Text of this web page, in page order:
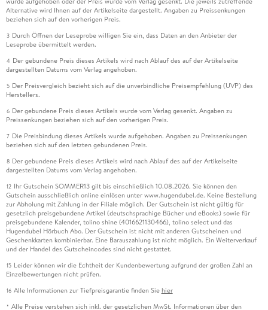
Alternative wird Ihnen auf der Artikelseite dargestellt. Angaben zu Preissenkungen
beziehen sich auf den vorherigen Preis.
3 Durch Öffnen der Leseprobe willigen Sie ein, dass Daten an den Anbieter der
Leseprobe übermittelt werden.
4 Der gebundene Preis dieses Artikels wird nach Ablauf des auf der Artikelseite
dargestellten Datums vom Verlag angehoben.
5 Der Preisvergleich bezieht sich auf die unverbindliche Preisempfehlung (UVP) des
Herstellers.
6 Der gebundene Preis dieses Artikels wurde vom Verlag gesenkt. Angaben zu
Preissenkungen beziehen sich auf den vorherigen Preis.
7 Die Preisbindung dieses Artikels wurde aufgehoben. Angaben zu Preissenkungen
beziehen sich auf den letzten gebundenen Preis.
8 Der gebundene Preis dieses Artikels wird nach Ablauf des auf der Artikelseite
dargestellten Datums vom Verlag angehoben.
12 Ihr Gutschein SOMMER13 gilt bis einschließlich 10.08.2026. Sie können den
Gutschein ausschließlich online einlösen unter www.hugendubel.de. Keine Bestellung
zur Abholung mit Zahlung in der Filiale möglich. Der Gutschein ist nicht gültig für
gesetzlich preisgebundene Artikel (deutschsprachige Bücher und eBooks) sowie für
preisgebundene Kalender, tolino shine (4016621130466), tolino select und das
Hugendubel Hörbuch Abo. Der Gutschein ist nicht mit anderen Gutscheinen und
Geschenkkarten kombinierbar. Eine Barauszahlung ist nicht möglich. Ein Weiterverkauf
und der Handel des Gutscheincodes sind nicht gestattet.
15 Leider können wir die Echtheit der Kundenbewertung aufgrund der großen Zahl an
Einzelbewertungen nicht prüfen.
16 Alle Informationen zur Tiefpreisgarantie finden Sie hier
* Alle Preise verstehen sich inkl. der gesetzlichen MwSt. Informationen über den